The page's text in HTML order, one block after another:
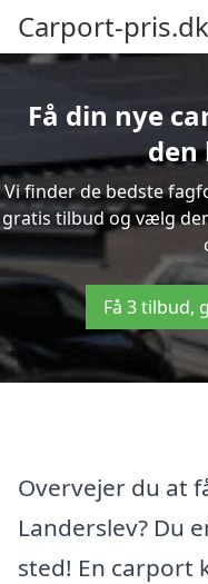
Carport-pris.dk
Få din nye
den
Vi finder de bedste
gratis tilbud og vælg
Få 3 tilbud,
Overvejer du at
Landerslev? Du
sted! En carport